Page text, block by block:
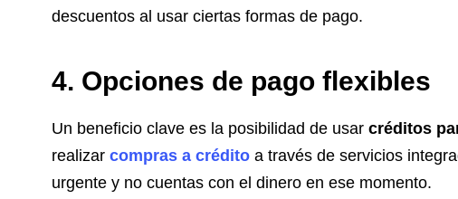
descuentos al usar ciertas formas de pago.
4. Opciones de pago flexibles
Un beneficio clave es la posibilidad de usar créditos
realizar compras a crédito a través de servicios
urgente y no cuentas con el dinero en ese momento.